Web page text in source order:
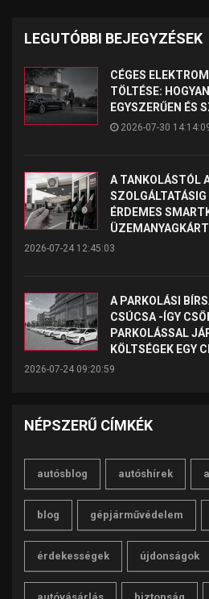
LEGUTÓBBI BEJEGYZÉSEK
CÉGES
TÖLTÉSE:
EGYSZERŰEN ÉS
2026-07-30
A TANKOLÁSTÓL
ÉRDEMES
2026-07-24 12:45:03
A PARKOLÁSI
CSÚCSA -ÍGY
PARKOLÁSSAL
KÖLTSÉGEK EGY
2026-07-24 09:20:59
NÉPSZERŰ CÍMKÉK
autósblog autóshírek
blog gépjárművédelem
érdekességek újdonságok
autóvásárlás biztonság